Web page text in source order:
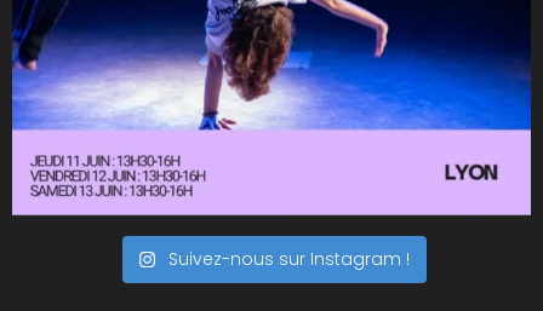
Suivez-nous sur Instagram !